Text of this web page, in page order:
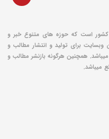
کشور است که حوزه های متنوع خبر و
برای تولید و انتشار مطالب و
همچنین هرگونه بازنشر مطالب و
میباشد.